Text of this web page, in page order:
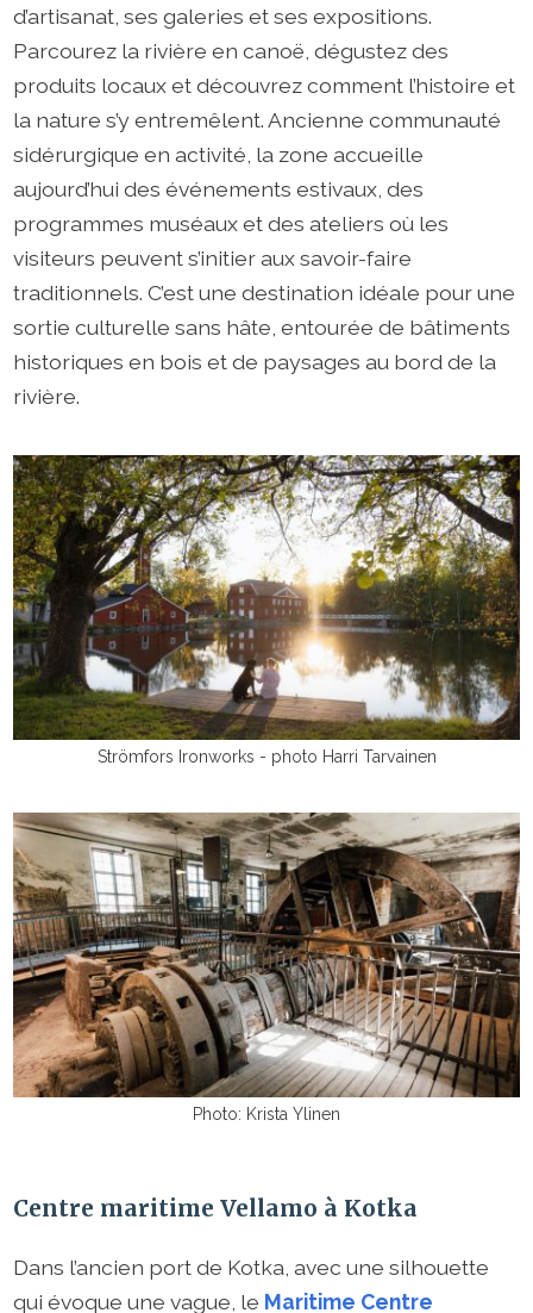
d’artisanat, ses galeries et ses expositions.
Parcourez la rivière en canoë, dégustez des
produits locaux et découvrez comment l’histoire et
la nature s’y entremêlent. Ancienne communauté
sidérurgique en activité, la zone accueille
aujourd’hui des événements estivaux, des
programmes muséaux et des ateliers où les
visiteurs peuvent s’initier aux savoir-faire
traditionnels. C’est une destination idéale pour une
sortie culturelle sans hâte, entourée de bâtiments
historiques en bois et de paysages au bord de la
rivière.
Strömfors Ironworks - photo Harri Tarvainen
Photo: Krista Ylinen
Centre maritime Vellamo à Kotka
Dans l’ancien port de Kotka, avec une silhouette
qui évoque une vague, le Maritime Centre